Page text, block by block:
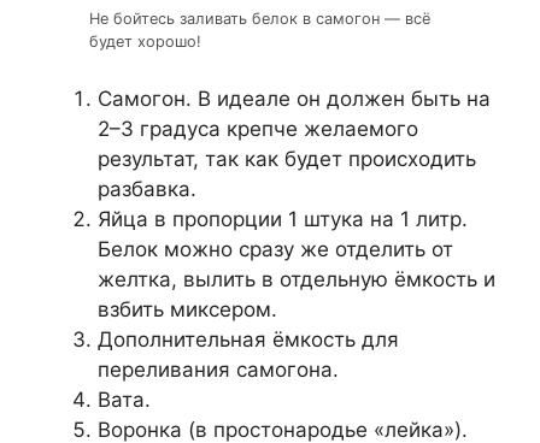
Не бойтесь заливать белок в самогон — всё
будет хорошо!
Самогон. В идеале он должен быть на
2–3 градуса крепче желаемого
результат, так как будет происходить
разбавка.
Яйца в пропорции 1 штука на 1 литр.
Белок можно сразу же отделить от
желтка, вылить в отдельную ёмкость и
взбить миксером.
Дополнительная ёмкость для
переливания самогона.
Вата.
Воронка (в простонародье «лейка»).